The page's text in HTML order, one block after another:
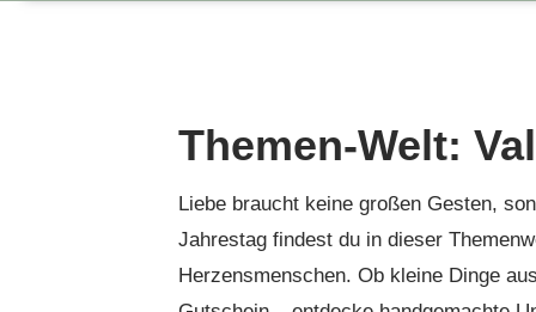
Themen-Welt:
Liebe braucht keine großen Gesten,
Jahrestag findest du in dieser
Herzensmenschen. Ob kleine Dinge